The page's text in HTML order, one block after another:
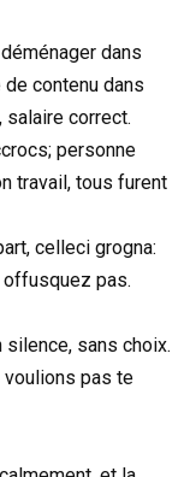
dans
contenu dans
salaire correct.
personne
travail, tous furent
celleci grogna:
pas.
silence, sans choix.
voulions pas te